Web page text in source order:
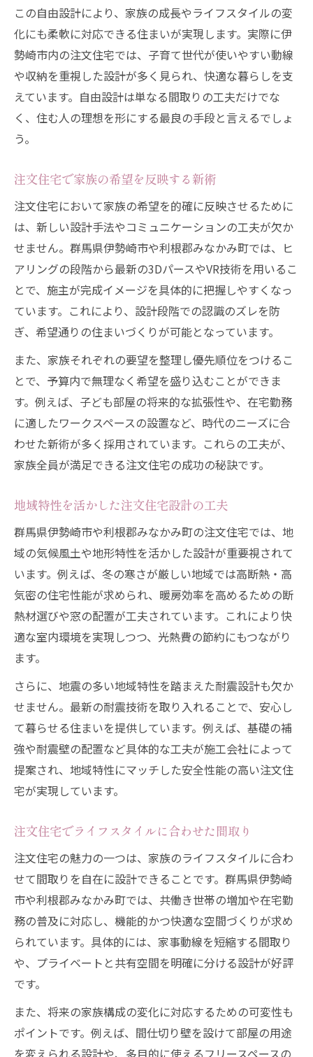
注文住宅の居住性を高める設計の要点
注文住宅成功へ導く比較と検討の極意
注文住宅の施工会社を比較する重要性
注文住宅で施工会社の得意分野を見極める
注文住宅の標準仕様と追加費用の違い
暮らしやすさを守る家づくりの工夫とは
注文住宅の断熱性と気密性を高める方法
注文住宅で毎日の家事を楽にする工夫
注文住宅で将来のメンテナンス負担を軽減
注文住宅の設備仕様を最適化するポイント
注文住宅で快適な住環境を守るアイデア
将来まで安心できる注文住宅の選び方
注文住宅で長期的に安心できる選択基準
注文住宅の耐震性や省エネ性の確認方法
注文住宅で将来の家族変化に備える発想
注文住宅で維持管理がしやすい家づくり
注文住宅の失敗事例から学ぶ選び方
この自由設計により、家族の成長やライフスタイルの変
化にも柔軟に対応できる住まいが実現します。実際に伊
勢崎市内の注文住宅では、子育て世代が使いやすい動線
や収納を重視した設計が多く見られ、快適な暮らしを支
えています。自由設計は単なる間取りの工夫だけでな
く、住む人の理想を形にする最良の手段と言えるでしょ
う。
注文住宅で家族の希望を反映する新術
注文住宅において家族の希望を的確に反映させるために
は、新しい設計手法やコミュニケーションの工夫が欠か
せません。群馬県伊勢崎市や利根郡みなかみ町では、ヒ
アリングの段階から最新の3DパースやVR技術を用いるこ
とで、施主が完成イメージを具体的に把握しやすくなっ
ています。これにより、設計段階での認識のズレを防
ぎ、希望通りの住まいづくりが可能となっています。
また、家族それぞれの要望を整理し優先順位をつけるこ
とで、予算内で無理なく希望を盛り込むことができま
す。例えば、子ども部屋の将来的な拡張性や、在宅勤務
に適したワークスペースの設置など、時代のニーズに合
わせた新術が多く採用されています。これらの工夫が、
家族全員が満足できる注文住宅の成功の秘訣です。
地域特性を活かした注文住宅設計の工夫
群馬県伊勢崎市や利根郡みなかみ町の注文住宅では、地
域の気候風土や地形特性を活かした設計が重要視されて
います。例えば、冬の寒さが厳しい地域では高断熱・高
気密の住宅性能が求められ、暖房効率を高めるための断
熱材選びや窓の配置が工夫されています。これにより快
適な室内環境を実現しつつ、光熱費の節約にもつながり
ます。
さらに、地震の多い地域特性を踏まえた耐震設計も欠か
せません。最新の耐震技術を取り入れることで、安心し
て暮らせる住まいを提供しています。例えば、基礎の補
強や耐震壁の配置など具体的な工夫が施工会社によって
提案され、地域特性にマッチした安全性能の高い注文住
宅が実現しています。
注文住宅でライフスタイルに合わせた間取り
注文住宅の魅力の一つは、家族のライフスタイルに合わ
せて間取りを自在に設計できることです。群馬県伊勢崎
市や利根郡みなかみ町では、共働き世帯の増加や在宅勤
務の普及に対応し、機能的かつ快適な空間づくりが求め
られています。具体的には、家事動線を短縮する間取り
や、プライベートと共有空間を明確に分ける設計が好評
です。
また、将来の家族構成の変化に対応するための可変性も
ポイントです。例えば、間仕切り壁を設けて部屋の用途